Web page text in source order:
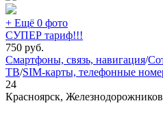
+ Ещё 0 фото
СУПЕР тариф!!!
750 руб.
Смартфоны, связь, навигация/
ТВ/SIM-карты, телефонные
24
Красноярск, Железнодорожников